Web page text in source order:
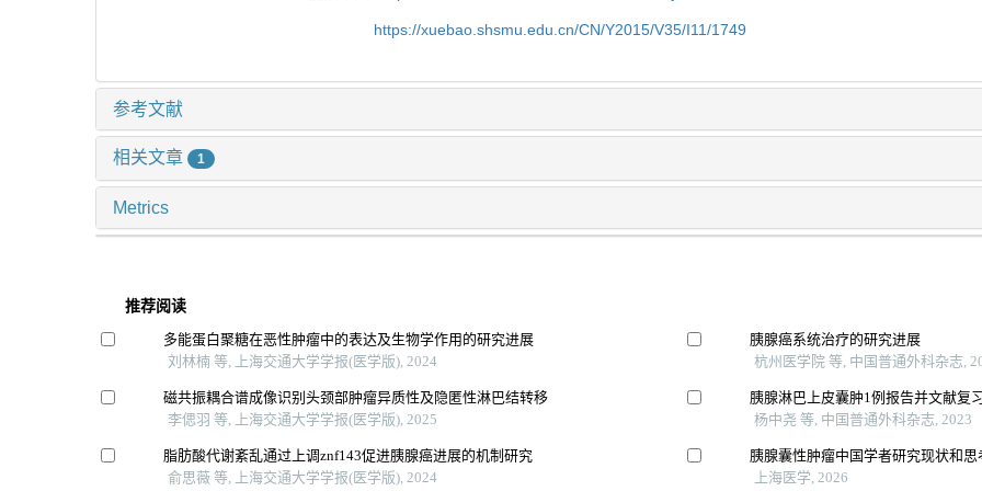
https://xuebao.shsmu.edu.cn/CN/Y2015/V35/I11/1749
参考文献
相关文章 1
Metrics
推荐阅读
多能蛋白聚糖在恶性肿瘤中的表达及生物学作用的研究进展
刘林楠 等, 上海交通大学学报(医学版), 2024
磁共振耦合谱成像识别头颈部肿瘤异质性及隐匿性淋巴结转移
李偲羽 等, 上海交通大学学报(医学版), 2025
脂肪酸代谢紊乱通过上调znf143促进胰腺癌进展的机制研究
俞思薇 等, 上海交通大学学报(医学版), 2024
胰腺癌系统治疗的研究进展
杭州医学院 等, 中国普通外科杂志,
胰腺淋巴上皮囊肿1例报告并文献复
杨中尧 等, 中国普通外科杂志, 2023
胰腺囊性肿瘤中国学者研究现状和思
上海医学, 2026